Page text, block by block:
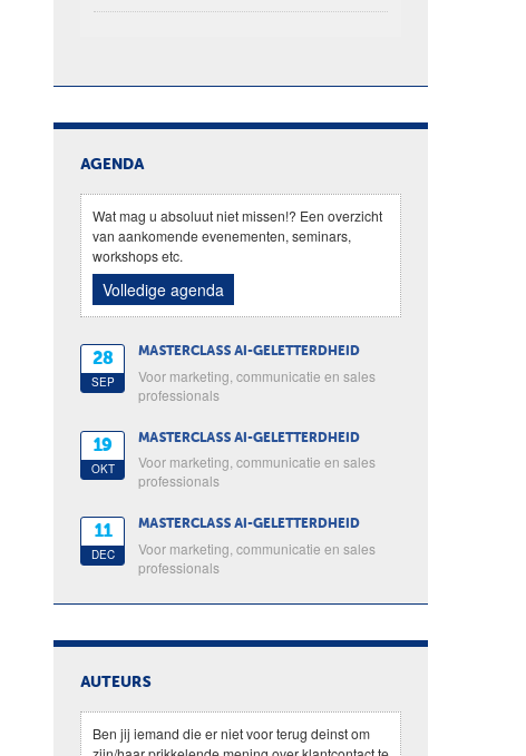
AGENDA
Wat mag u absoluut niet missen!? Een overzicht
van aankomende evenementen, seminars,
workshops etc.
Volledige agenda
28
SEP
MASTERCLASS AI-GELETTERDHEID
Voor marketing, communicatie en sales
professionals
19
OKT
MASTERCLASS AI-GELETTERDHEID
Voor marketing, communicatie en sales
professionals
11
DEC
MASTERCLASS AI-GELETTERDHEID
Voor marketing, communicatie en sales
professionals
AUTEURS
Ben jij iemand die er niet voor terug deinst om